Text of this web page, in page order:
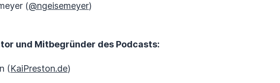
(@ngeisemeyer)
und Mitbegründer des Podcasts:
(KaiPreston.de)